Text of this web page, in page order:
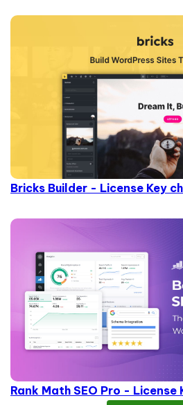
Bricks Builder - License Key
Rank Math SEO Pro - License